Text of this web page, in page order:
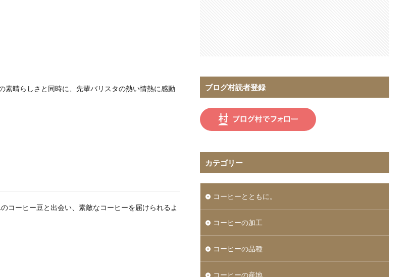
晴らしさと同時に、先輩バリスタの熱い情熱に感動
コーヒー豆と出会い、素敵なコーヒーを届けられるよ
ブログ村読者登録
カテゴリー
コーヒーとともに。
コーヒーの加工
コーヒーの品種
コーヒーの産地